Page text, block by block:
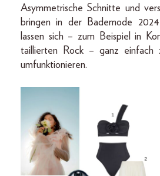
Asymmetrische Schnitte und
bringen in der Bademode
lassen sich – zum Beispiel in
taillierten Rock – ganz einfach
umfunktionieren.